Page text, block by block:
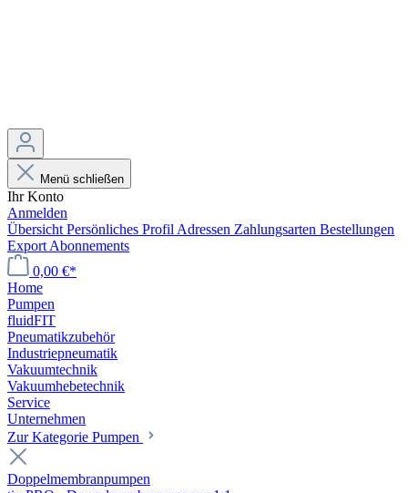
Menü schließen
Ihr Konto
Anmelden
Übersicht Persönliches Profil Adressen Zahlungsarten Bestellungen
Export Abonnements
0,00 €*
Home
Pumpen
fluidFIT
Pneumatikzubehör
Industriepneumatik
Vakuumtechnik
Vakuumhebetechnik
Service
Unternehmen
Zur Kategorie Pumpen
Doppelmembranpumpen